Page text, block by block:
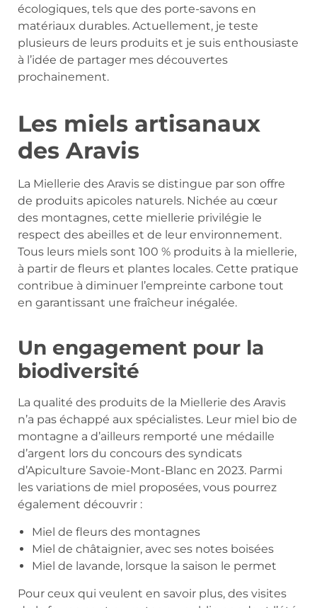
écologiques, tels que des porte-savons en
matériaux durables. Actuellement, je teste
plusieurs de leurs produits et je suis enthousiaste
à l’idée de partager mes découvertes
prochainement.
Les miels artisanaux
des Aravis
La Miellerie des Aravis se distingue par son offre
de produits apicoles naturels. Nichée au cœur
des montagnes, cette miellerie privilégie le
respect des abeilles et de leur environnement.
Tous leurs miels sont 100 % produits à la miellerie,
à partir de fleurs et plantes locales. Cette pratique
contribue à diminuer l’empreinte carbone tout
en garantissant une fraîcheur inégalée.
Un engagement pour la
biodiversité
La qualité des produits de la Miellerie des Aravis
n’a pas échappé aux spécialistes. Leur miel bio de
montagne a d’ailleurs remporté une médaille
d’argent lors du concours des syndicats
d’Apiculture Savoie-Mont-Blanc en 2023. Parmi
les variations de miel proposées, vous pourrez
également découvrir :
Miel de fleurs des montagnes
Miel de châtaignier, avec ses notes boisées
Miel de lavande, lorsque la saison le permet
Pour ceux qui veulent en savoir plus, des visites